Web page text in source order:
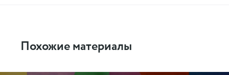
Похожие материалы